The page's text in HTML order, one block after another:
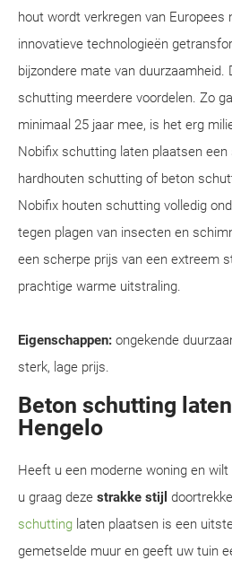
hout wordt verkregen van Europees
innovatieve technologieën
bijzondere mate van
schutting meerdere voordelen. Zo
minimaal 25 jaar mee, is het erg
Nobifix schutting laten plaatsen
hardhouten schutting of beton
Nobifix houten schutting volledig
tegen plagen van insecten en
een scherpe prijs van een extreem
prachtige warme uitstraling.
Eigenschappen: ongekende
sterk, lage prijs.
Beton schutting
Hengelo
Heeft u een moderne woning en wilt
u graag deze strakke stijl
schutting laten plaatsen is een
gemetselde muur en geeft uw tuin